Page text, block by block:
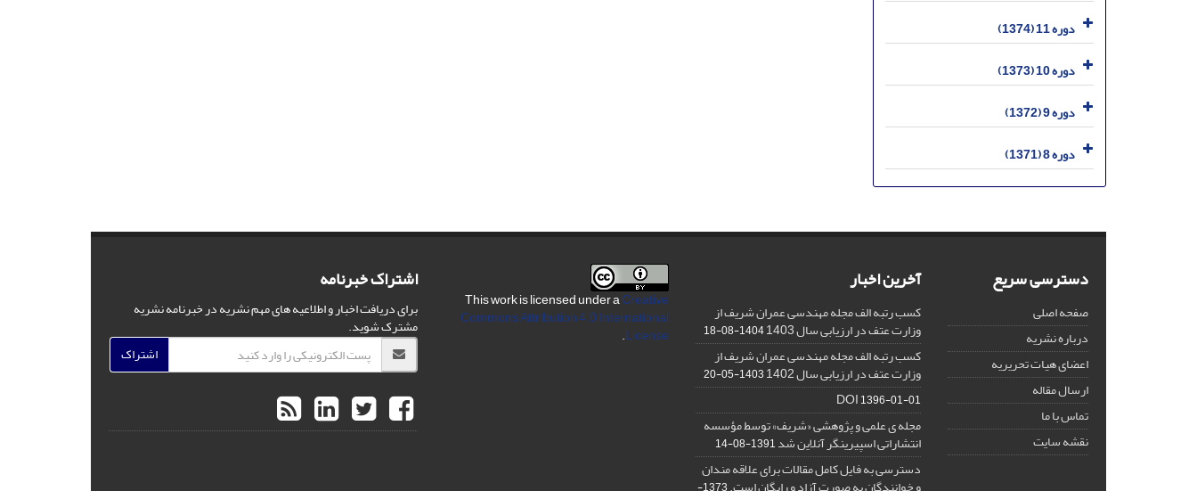
دوره 11 (1374)
دوره 10 (1373)
دوره 9 (1372)
دوره 8 (1371)
دسترسی سریع
صفحه اصلی
درباره نشریه
اعضای هیات تحریریه
ارسال مقاله
تماس با ما
نقشه سایت
آخرین اخبار
کسب رتبه الف مجله مهندسی عمران شریف از
وزارت عتف در ارزیابی سال 1403 1404-08-18
کسب رتبه الف مجله مهندسی عمران شریف از
وزارت عتف در ارزیابی سال 1402 1403-05-20
DOI1396-01-01
مجله ی علمی و پژوهشی «شریف» توسط مؤسسه
انتشاراتی اسپیرینگر آنلاین شد1391-08-14
دسترسی به فایل کامل مقالات برای علاقه مندان
This work is licensed under aCreative
Commons Attribution 4.0 International
License
.
اشتراک خبرنامه
برای دریافت اخبار و اطلاعیه های مهم نشریه در خبرنامه نشریه
مشترک شوید.
اشتراک